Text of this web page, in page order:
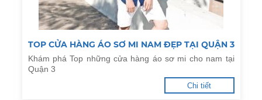
TOP CỬA HÀNG ÁO SƠ MI NAM ĐẸP TẠI QUẬN 3
Khám phá Top những cửa hàng áo sơ mi cho nam tại
Quận 3
Chi tiết